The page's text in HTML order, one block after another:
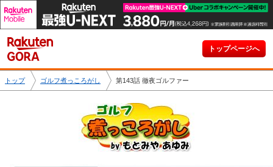
トップページへ
トップ ゴルフ煮っころがし 第143話 徹夜ゴルファー